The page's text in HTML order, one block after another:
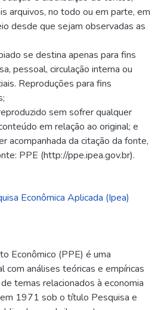
arquivos, no todo ou em parte, em
desde que sejam observadas as
se destina apenas para fins
pessoal, circulação interna ou
Reproduções para fins
sem sofrer qualquer
em relação ao original; e
acompanhada da citação da fonte,
PPE (http://ppe.ipea.gov.br).
Econômica Aplicada (Ipea)
Econômico (PPE) é uma
com análises teóricas e empíricas
temas relacionados à economia
1971 sob o título Pesquisa e